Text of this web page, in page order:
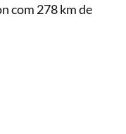
com 278 km de